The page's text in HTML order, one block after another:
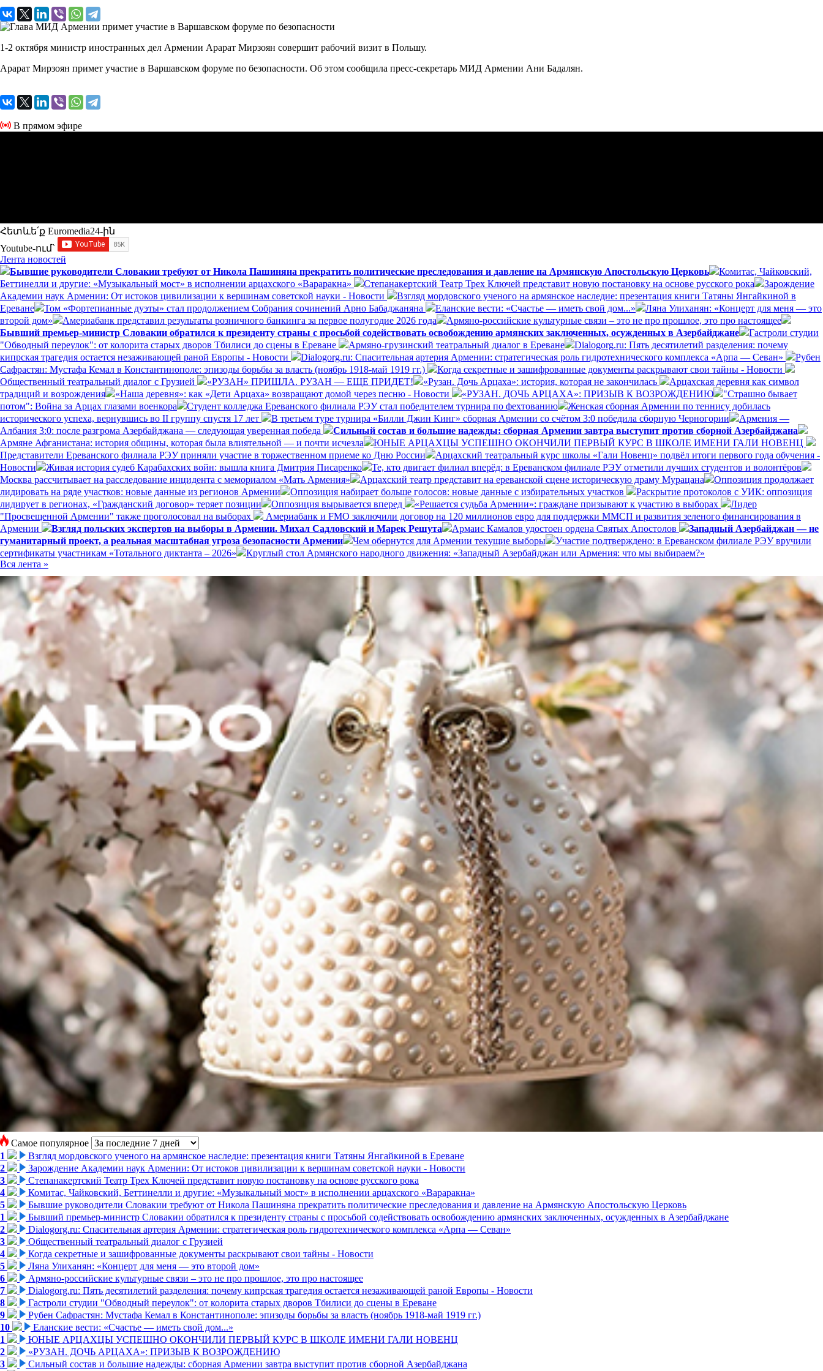
1-2 октября министр иностранных дел Армении Арарат Мирзоян совершит рабочий визит в Польшу.
Арарат Мирзоян примет участие в Варшавском форуме по безопасности. Об этом сообщила пресс-секретарь МИД Армении Ани Бадалян.
В прямом эфире
Հետևե՛ք Euromedia24-ին
Youtube-ում`
Лента новостей
Бывшие руководители Словакии требуют от Никола Пашиняна прекратить политические преследования и давление на Армянскую Апостольскую Церковь
Комитас, Чайковский,
Беттинелли и другие: «Музыкальный мост» в исполнении арцахского «Вараракна»
Степанакертский Театр Трех Ключей представит новую постановку на основе русского рока
Зарождение
Академии наук Армении: От истоков цивилизации к вершинам советской науки - Новости
Взгляд мордовского ученого на армянское наследие: презентация книги Татяны Янгайкиной в
Ереване
Том «Фортепианные дуэты» стал продолжением Собрания сочинений Арно Бабаджаняна Еланские вести: «Счастье — иметь свой дом...»
Ляна Улиханян: «Концерт для меня — это
второй дом»
Америабанк представил результаты розничного банкинга за первое полугодие 2026 года
Армяно-российские культурные связи – это не про прошлое, это про настоящее
Бывший премьер-министр Словакии обратился к президенту страны с просьбой содействовать освобождению армянских заключенных, осужденных в Азербайджане
Гастроли студии
"Обводный переулок": от колорита старых дворов Тбилиси до сцены в Ереване
Армяно-грузинский театральный диалог в Ереване
Dialogorg.ru: Пять десятилетий разделения: почему
кипрская трагедия остается незаживающей раной Европы - Новости
Dialogorg.ru: Спасительная артерия Армении: стратегическая роль гидротехнического комплекса «Арпа — Севан»
Рубен
Сафрастян: Мустафа Кемал в Константинополе: эпизоды борьбы за власть (ноябрь 1918-май 1919 гг.)
Когда секретные и зашифрованные документы раскрывают свои тайны - Новости
Общественный театральный диалог с Грузией
«РУЗАН» ПРИШЛА. РУЗАН — ЕЩЕ ПРИДЕТ! «Рузан. Дочь Арцаха»: история, которая не закончилась
Арцахская деревня как символ
традиций и возрождения
«Наша деревня»: как «Дети Арцаха» возвращают домой через песню - Новости «РУЗАН. ДОЧЬ АРЦАХА»: ПРИЗЫВ К ВОЗРОЖДЕНИЮ
"Страшно бывает
потом": Война за Арцах глазами военкора
Студент колледжа Ереванского филиала РЭУ стал победителем турнира по фехтованию
Женская сборная Армении по теннису добилась
исторического успеха, вернувшись во II группу спустя 17 лет
В третьем туре турнира «Билли Джин Кинг» сборная Армении со счётом 3:0 победила сборную Черногории
Армения —
Албания 3:0: после разгрома Азербайджана — следующая уверенная победа
Сильный состав и большие надежды: сборная Армении завтра выступит против сборной Азербайджана
Армяне Афганистана: история общины, которая была влиятельной — и почти исчезла
ЮНЫЕ АРЦАХЦЫ УСПЕШНО ОКОНЧИЛИ ПЕРВЫЙ КУРС В ШКОЛЕ ИМЕНИ ГАЛИ НОВЕНЦ
Представители Ереванского филиала РЭУ приняли участие в торжественном приеме ко Дню России
Арцахский театральный курс школы «Гали Новенц» подвёл итоги первого года обучения -
Новости
Живая история судеб Карабахских войн: вышла книга Дмитрия Писаренко
Те, кто двигает филиал вперёд: в Ереванском филиале РЭУ отметили лучших студентов и волонтёров
Москва рассчитывает на расследование инцидента с мемориалом «Мать Армения»
Арцахский театр представит на ереванской сцене историческую драму Мурацана
Оппозиция продолжает
лидировать на ряде участков: новые данные из регионов Армении
Оппозиция набирает больше голосов: новые данные с избирательных участков
Раскрытие протоколов с УИК: оппозиция
лидирует в регионах, «Гражданский договор» теряет позиции
Оппозиция вырывается вперед «Решается судьба Армении»: граждане призывают к участию в выборах
Лидер
"Просвещенной Армении" также проголосовал на выборах
Америабанк и FMO заключили договор на 120 миллионов евро для поддержки ММСП и развития зеленого финансирования в
Армении
Взгляд польских экспертов на выборы в Армении. Михал Садловский и Марек Решута Армаис Камалов удостоен ордена Святых Апостолов
Западный Азербайджан — не
гуманитарный проект, а реальная масштабная угроза безопасности Армении
Чем обернутся для Армении текущие выборы
Участие подтверждено: в Ереванском филиале РЭУ вручили
сертификаты участникам «Тотального диктанта – 2026»
Круглый стол Армянского народного движения: «Западный Азербайджан или Армения: что мы выбираем?»
Вся лента »
Самое популярное
1
Взгляд мордовского ученого на армянское наследие: презентация книги Татяны Янгайкиной в Ереване
2
Зарождение Академии наук Армении: От истоков цивилизации к вершинам советской науки - Новости
3
Степанакертский Театр Трех Ключей представит новую постановку на основе русского рока
4
Комитас, Чайковский, Беттинелли и другие: «Музыкальный мост» в исполнении арцахского «Вараракна»
5
Бывшие руководители Словакии требуют от Никола Пашиняна прекратить политические преследования и давление на Армянскую Апостольскую Церковь
1
Бывший премьер-министр Словакии обратился к президенту страны с просьбой содействовать освобождению армянских заключенных, осужденных в Азербайджане
2
Dialogorg.ru: Спасительная артерия Армении: стратегическая роль гидротехнического комплекса «Арпа — Севан»
3
Общественный театральный диалог с Грузией
4
Когда секретные и зашифрованные документы раскрывают свои тайны - Новости
5
Ляна Улиханян: «Концерт для меня — это второй дом»
6
Армяно-российские культурные связи – это не про прошлое, это про настоящее
7
Dialogorg.ru: Пять десятилетий разделения: почему кипрская трагедия остается незаживающей раной Европы - Новости
8
Гастроли студии "Обводный переулок": от колорита старых дворов Тбилиси до сцены в Ереване
9
Рубен Сафрастян: Мустафа Кемал в Константинополе: эпизоды борьбы за власть (ноябрь 1918-май 1919 гг.)
10
Еланские вести: «Счастье — иметь свой дом...»
1
ЮНЫЕ АРЦАХЦЫ УСПЕШНО ОКОНЧИЛИ ПЕРВЫЙ КУРС В ШКОЛЕ ИМЕНИ ГАЛИ НОВЕНЦ
2
«РУЗАН. ДОЧЬ АРЦАХА»: ПРИЗЫВ К ВОЗРОЖДЕНИЮ
3
Сильный состав и большие надежды: сборная Армении завтра выступит против сборной Азербайджана